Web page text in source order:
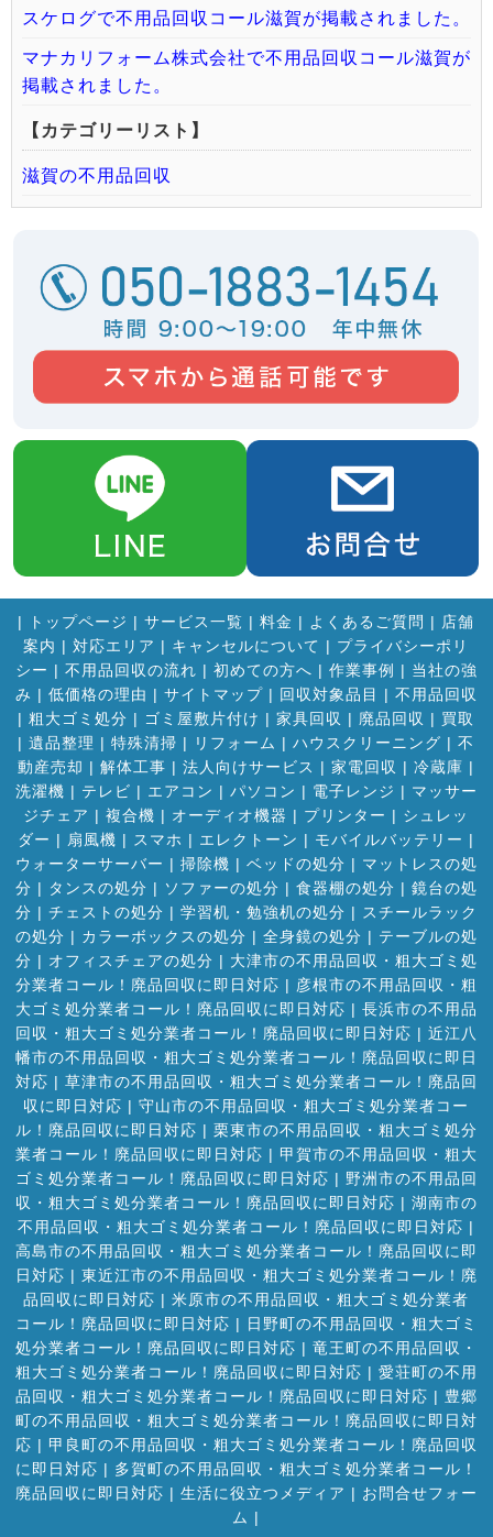
スケログで不用品回収コール滋賀が掲載されました。
マナカリフォーム株式会社で不用品回収コール滋賀が
掲載されました。
【カテゴリーリスト】
滋賀の不用品回収
| トップページ | サービス一覧 | 料金 | よくあるご質問 | 店舗
案内 | 対応エリア | キャンセルについて | プライバシーポリ
シー | 不用品回収の流れ | 初めての方へ | 作業事例 | 当社の強
み | 低価格の理由 | サイトマップ| 回収対象品目 | 不用品回収
| 粗大ゴミ処分 | ゴミ屋敷片付け | 家具回収 | 廃品回収 | 買取
| 遺品整理 | 特殊清掃 | リフォーム | ハウスクリーニング | 不
動産売却 | 解体工事 | 法人向けサービス | 家電回収 | 冷蔵庫 |
洗濯機 | テレビ | エアコン | パソコン | 電子レンジ | マッサー
ジチェア | 複合機 | オーディオ機器 | プリンター | シュレッ
ダー | 扇風機 | スマホ | エレクトーン | モバイルバッテリー |
ウォーターサーバー | 掃除機 | ベッドの処分 | マットレスの処
分 | タンスの処分 | ソファーの処分 | 食器棚の処分 | 鏡台の処
分 | チェストの処分 | 学習机・勉強机の処分 | スチールラック
の処分 | カラーボックスの処分 | 全身鏡の処分 | テーブルの処
分 | オフィスチェアの処分 | 大津市の不用品回収・粗大ゴミ処
分業者コール！廃品回収に即日対応 | 彦根市の不用品回収・粗
大ゴミ処分業者コール！廃品回収に即日対応 | 長浜市の不用品
回収・粗大ゴミ処分業者コール！廃品回収に即日対応 | 近江八
幡市の不用品回収・粗大ゴミ処分業者コール！廃品回収に即日
対応 | 草津市の不用品回収・粗大ゴミ処分業者コール！廃品回
収に即日対応 | 守山市の不用品回収・粗大ゴミ処分業者コー
ル！廃品回収に即日対応 | 栗東市の不用品回収・粗大ゴミ処分
業者コール！廃品回収に即日対応 | 甲賀市の不用品回収・粗大
ゴミ処分業者コール！廃品回収に即日対応 | 野洲市の不用品回
収・粗大ゴミ処分業者コール！廃品回収に即日対応 | 湖南市の
不用品回収・粗大ゴミ処分業者コール！廃品回収に即日対応 |
高島市の不用品回収・粗大ゴミ処分業者コール！廃品回収に即
日対応 | 東近江市の不用品回収・粗大ゴミ処分業者コール！廃
品回収に即日対応 | 米原市の不用品回収・粗大ゴミ処分業者
コール！廃品回収に即日対応 | 日野町の不用品回収・粗大ゴミ
処分業者コール！廃品回収に即日対応 | 竜王町の不用品回収・
粗大ゴミ処分業者コール！廃品回収に即日対応 | 愛荘町の不用
品回収・粗大ゴミ処分業者コール！廃品回収に即日対応 | 豊郷
町の不用品回収・粗大ゴミ処分業者コール！廃品回収に即日対
応 | 甲良町の不用品回収・粗大ゴミ処分業者コール！廃品回収
に即日対応 | 多賀町の不用品回収・粗大ゴミ処分業者コール！
廃品回収に即日対応 | 生活に役立つメディア | お問合せフォー
ム |